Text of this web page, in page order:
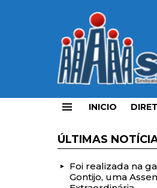
INICIO
ÚLTIMAS
Foi realizada na
Gontijo, uma